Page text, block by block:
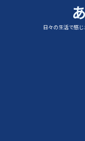
日々の生活で感